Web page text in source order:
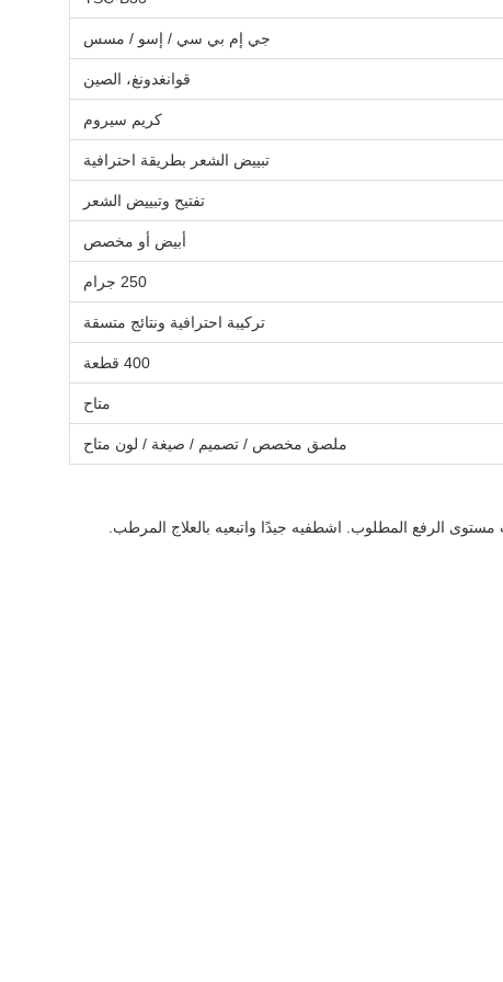
جي إم بي سي / إسو / مسس
قوانغدونغ، الصين
كريم سيروم
تبييض الشعر بطريقة احترافية
تفتيح وتبييض الشعر
أبيض أو مخصص
250 جرام
تركيبة احترافية ونتائج متسقة
400 قطعة
متاح
ملصق مخصص / تصميم / صيغة / لون متاح